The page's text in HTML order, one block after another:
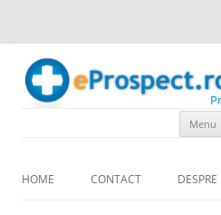
Menu
HOME CONTACT DESPRE